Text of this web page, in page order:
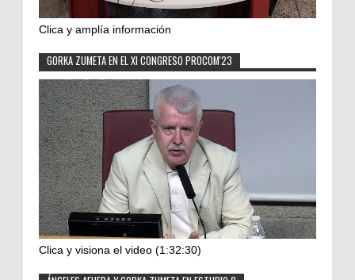
Clica y amplía información
GORKA ZUMETA EN EL XI CONGRESO PROCOM'23
Clica y visiona el video (1:32:30)